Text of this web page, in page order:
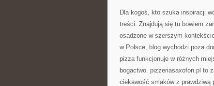
Dla kogoś, kto szuka inspiracji
treści. Znajdują się tu bowiem
osadzone w szerszym
w Polsce, blog wychodzi poza
pizza funkcjonuje w różnych
bogactwo. pizzeriasaxofon.pl to
ciekawość smaków z prawdziwą